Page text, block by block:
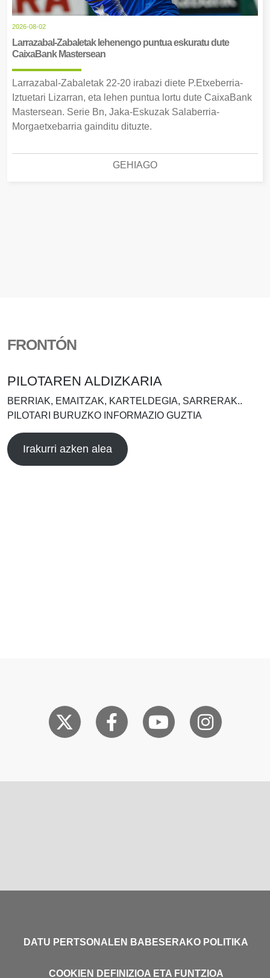
2026-08-02
Larrazabal-Zabaletak lehenengo puntua eskuratu dute
CaixaBank Mastersean
Larrazabal-Zabaletak 22-20 irabazi diete P.Etxeberria-
Iztuetari Lizarran, eta lehen puntua lortu dute CaixaBank
Mastersean. Serie Bn, Jaka-Eskuzak Salaberria-
Morgaetxebarria gainditu dituzte.
GEHIAGO
FRONTÓN
PILOTAREN ALDIZKARIA
BERRIAK, EMAITZAK, KARTELDEGIA, SARRERAK..
PILOTARI BURUZKO INFORMAZIO GUZTIA
Irakurri azken alea
DATU PERTSONALEN BABESERAKO POLITIKA
COOKIEN DEFINIZIOA ETA FUNTZIOA